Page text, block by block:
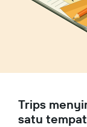
Trips
satu